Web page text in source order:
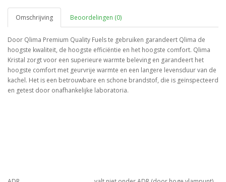
Omschrijving Beoordelingen (0)
Door Qlima Premium Quality Fuels te gebruiken garandeert Qlima de
hoogste kwaliteit, de hoogste efficiëntie en het hoogste comfort. Qlima
Kristal zorgt voor een superieure warmte beleving en garandeert het
hoogste comfort met geurvrije warmte en een langere levensduur van de
kachel. Het is een betrouwbare en schone brandstof, die is geïnspecteerd
en getest door onafhankelijke laboratoria.